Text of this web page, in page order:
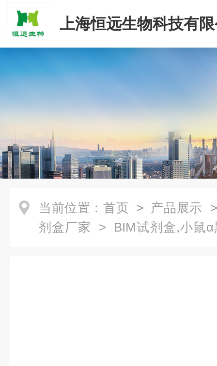
上海恒远生物科技有
当前位置： 首页 > 产品展示
剂盒厂家 > BIM试剂盒,小鼠α